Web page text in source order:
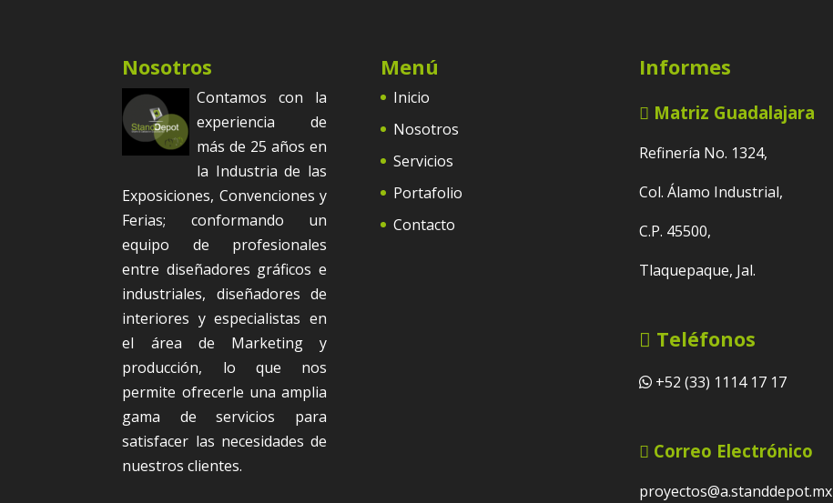
Nosotros
Contamos con la
experiencia de
más de 25 años en
la Industria de las
Exposiciones, Convenciones y
Ferias; conformando un
equipo de profesionales
entre diseñadores gráficos e
industriales, diseñadores de
interiores y especialistas en
el área de Marketing y
producción, lo que nos
permite ofrecerle una amplia
gama de servicios para
satisfacer las necesidades de
nuestros clientes.
Menú
Inicio
Nosotros
Servicios
Portafolio
Contacto
Informes
Matriz Guadalajara
Refinería No. 1324,
Col. Álamo Industrial,
C.P. 45500,
Tlaquepaque, Jal.
Teléfonos
+52 (33) 1114 17 17
Correo Electrónico
proyectos@a.standdepot.mx